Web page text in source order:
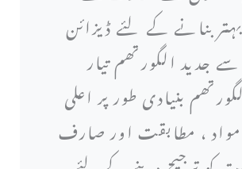
بنانے کے لئے ڈیزائن
جدید الگورتھم تیار
بنیادی طور پر اعلی
، مطابقت اور صارف